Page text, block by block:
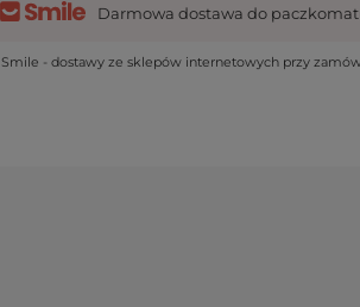
Darmowa dostawa do
Smile - dostawy ze sklepów internetowych przy